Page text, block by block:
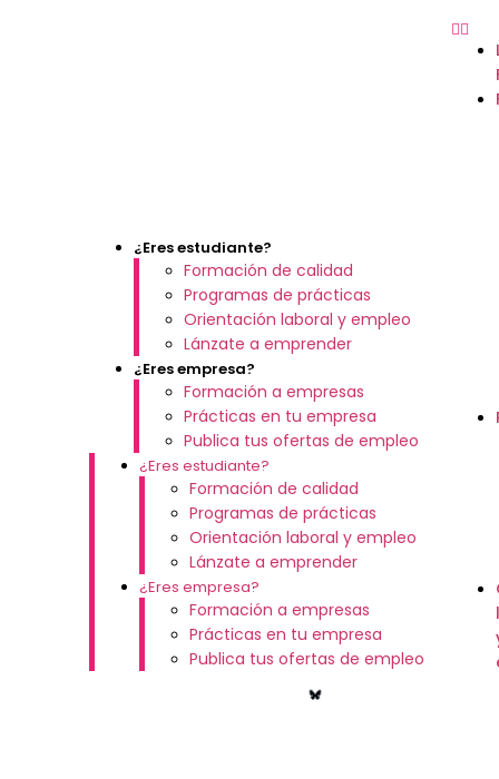
¿Eres estudiante?
Formación de calidad
Programas de prácticas
Orientación laboral y empleo
Lánzate a emprender
¿Eres empresa?
Formación a empresas
Prácticas en tu empresa
Publica tus ofertas de empleo
¿Eres estudiante?
Formación de calidad
Programas de prácticas
Orientación laboral y empleo
Lánzate a emprender
¿Eres empresa?
Formación a empresas
Prácticas en tu empresa
Publica tus ofertas de empleo